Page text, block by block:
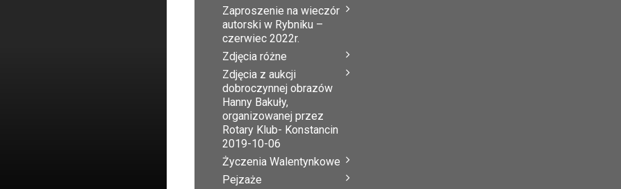
Zaproszenie na wieczór
autorski w Rybniku –
czerwiec 2022r.
Zdjęcia różne
Zdjęcia z aukcji
dobroczynnej obrazów
Hanny Bakuły,
organizowanej przez
Rotary Klub- Konstancin
2019-10-06
Życzenia Walentynkowe
Pejzaże